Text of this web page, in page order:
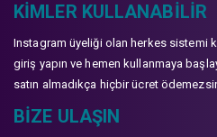
KIMLER KULLANABILIR
Instagram üyeliği olan herkes sistemi
giriş yapın ve hemen kullanmaya
satın almadıkça hiçbir ücret
BIZE ULAŞIN